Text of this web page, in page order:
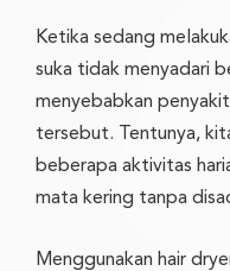
Ketika sedang
suka tidak menyadari
menyebabkan
tersebut. Tentunya,
beberapa aktivitas
mata kering tanpa
Menggunakan hair